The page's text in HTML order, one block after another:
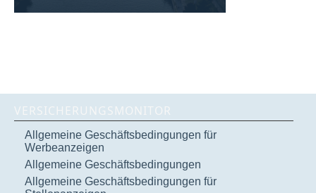
VERSICHERUNGSMONITOR
Allgemeine Geschäftsbedingungen für
Werbeanzeigen
Allgemeine Geschäftsbedingungen
Allgemeine Geschäftsbedingungen für